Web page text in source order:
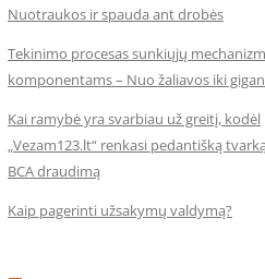
Nuotraukos ir spauda ant drobės
Tekinimo procesas sunkiųjų
komponentams – Nuo žaliavos iki
Kai ramybė yra svarbiau už greitį, kodėl
„Vezam123.lt“ renkasi pedantišką
BCA draudimą
Kaip pagerinti užsakymų valdymą?